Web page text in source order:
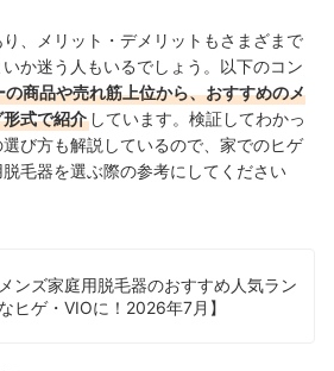
、メリット・デメリットもさまざまで
か迷う人もいるでしょう。以下のコン
の商品や売れ筋上位から、おすすめのメ
式で紹介 しています。検証してわかっ
び方も解説しているので、家でのヒゲ
毛器を選ぶ際の参考にしてください
ンズ家庭用脱毛器のおすすめ人気ラン
ヒゲ・VIOに！2026年7月】